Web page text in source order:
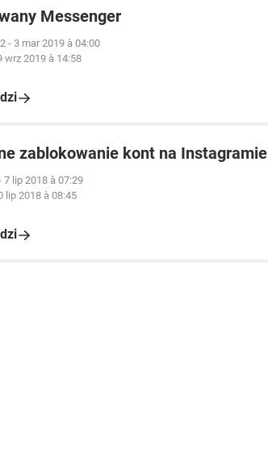
Messenger
- 3 mar 2019 à 04:00
wrz 2019 à 14:58
zablokowanie kont na Instagramie
7 lip 2018 à 07:29
lip 2018 à 08:45